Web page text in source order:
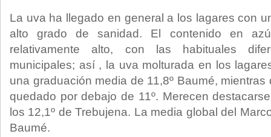
La uva ha llegado en general a los lagares con
alto grado de sanidad. El contenido en
relativamente alto, con las habituales
municipales; así , la uva molturada en los
una graduación media de 11,8º Baumé,
quedado por debajo de 11º. Merecen
los 12,1º de Trebujena. La media global del
Baumé.